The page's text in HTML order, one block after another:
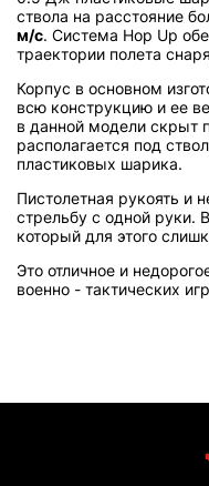
ствола на расстояние
м/с. Система Hop Up
траектории полета
Корпус в основном
всю конструкцию и ее
в данной модели скрыт
располагается под
пластиковых шарика.
Пистолетная рукоять и
стрельбу с одной руки.
который для этого
Это отличное и
военно - тактических